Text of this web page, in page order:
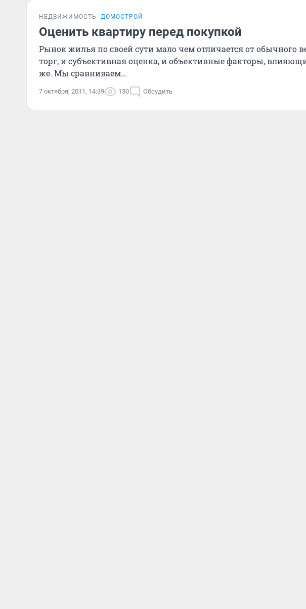
НЕДВИЖИМОСТЬ ДОМОСТРОЙ
Оценить квартиру перед покупкой
Рынок жилья по своей сути мало чем отличается от обычного
торг, и субъективная оценка, и объективные факторы,
же. Мы сравниваем...
7 октября, 2011, 14:39 130 Обсудить